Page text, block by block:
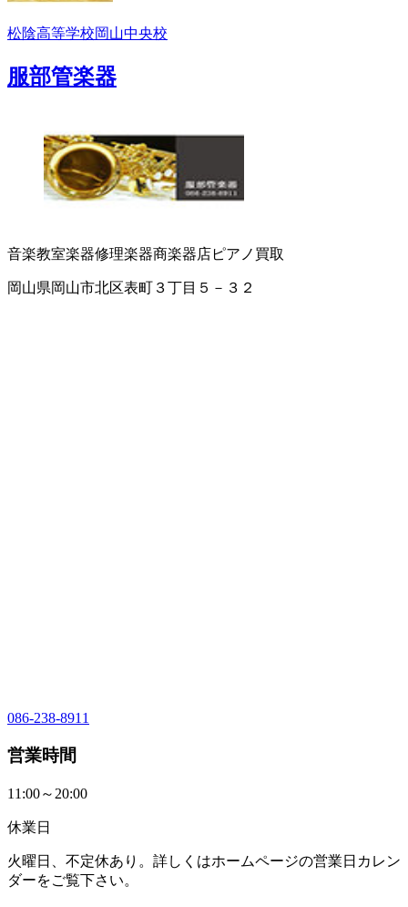
松陰高等学校岡山中央校
服部管楽器
音楽教室楽器修理楽器商楽器店ピアノ買取
岡山県岡山市北区表町３丁目５－３２
086-238-8911
営業時間
11:00～20:00
休業日
火曜日、不定休あり。詳しくはホームページの営業日カレン
ダーをご覧下さい。